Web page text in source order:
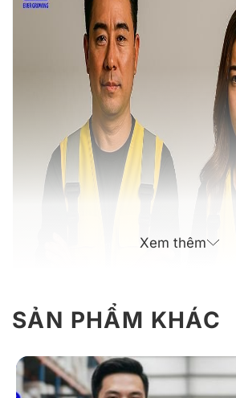
Xem thêm
SẢN PHẨM KHÁC